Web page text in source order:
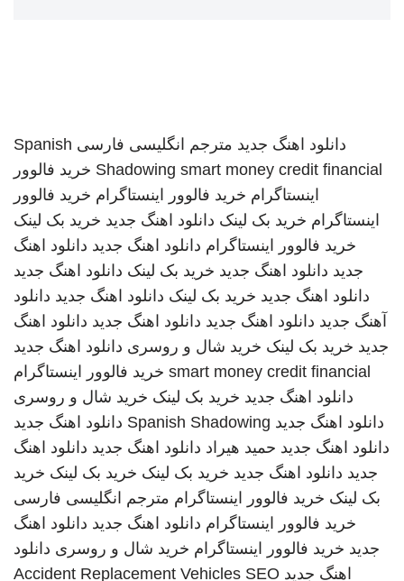
دانلود اهنگ جدید مترجم انگلیسی فارسی Spanish
Shadowing smart money credit financial
خرید فالوور
اینستاگرام خرید فالوور اینستاگرام خرید فالوور
اینستاگرام خرید بک لینک دانلود اهنگ جدید خرید بک لینک
خرید فالوور اینستاگرام دانلود اهنگ جدید دانلود اهنگ
جدید دانلود اهنگ جدید خرید بک لینک دانلود اهنگ جدید
دانلود اهنگ جدید خرید بک لینک دانلود اهنگ جدید دانلود
آهنگ جدید دانلود اهنگ جدید دانلود اهنگ جدید دانلود اهنگ
جدید خرید بک لینک خرید شال و روسری دانلود اهنگ جدید
smart money credit financial خرید فالوور اینستاگرام
دانلود اهنگ جدید خرید بک لینک خرید شال و روسری
دانلود اهنگ جدید Spanish Shadowing دانلود اهنگ جدید
دانلود اهنگ جدید حمید هیراد دانلود اهنگ جدید دانلود اهنگ
جدید دانلود اهنگ جدید خرید بک لینک خرید بک لینک خرید
بک لینک خرید فالوور اینستاگرام مترجم انگلیسی فارسی
خرید فالوور اینستاگرام دانلود اهنگ جدید دانلود اهنگ
جدید خرید فالوور اینستاگرام خرید شال و روسری دانلود
اهنگ جدید
Accident Replacement Vehicles SEO